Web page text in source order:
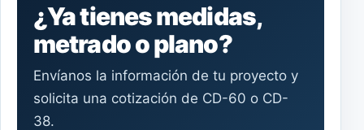
¿Ya tienes medidas,
metrado o plano?
Envíanos la información de tu proyecto y
solicita una cotización de CD-60 o CD-
38.